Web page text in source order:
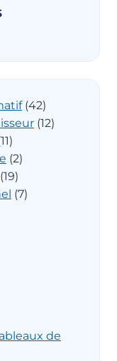
(42)
(12)
(2)
(19)
(7)
de